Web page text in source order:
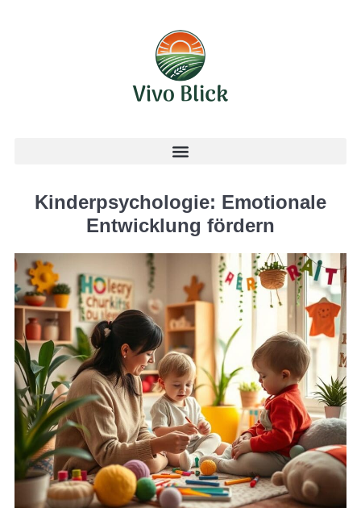
Kinderpsychologie: Emotionale
Entwicklung fördern